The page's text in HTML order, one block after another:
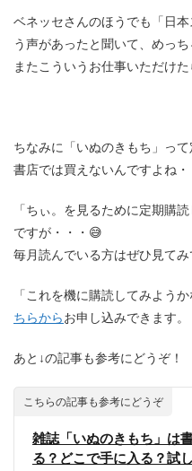
ベネッセさんのほうでも「日
う声があったと聞いて、めっ
またこういうお仕事いただけ
ちなみに「いぬのきもち」っ
書店では買えないんですよね・
「ちぃ。を見るために定期購
ですが・・・😅
毎月読んでいる方はぜひ見てみ
「これを機に購読してみよう
ちらからお申し込みできます。
あと↓の記事も参考にどうぞ！
こちらの記事も参考にどうぞ
雑誌「いぬのきもち」は
る？どこで手に入る？試